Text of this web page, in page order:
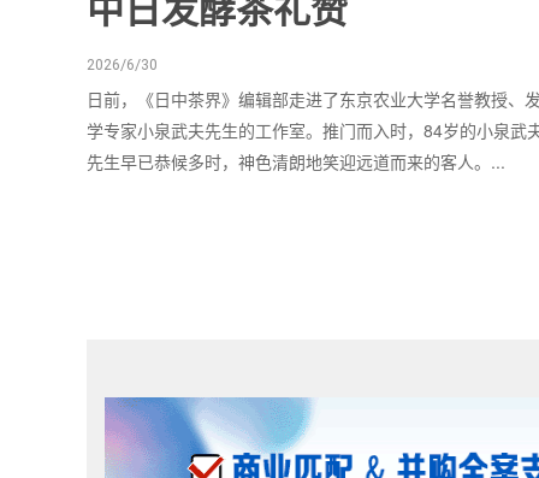
中日发酵茶礼赞
2026/6/30
日前，《日中茶界》编辑部走进了东京农业大学名誉教授、
学专家小泉武夫先生的工作室。推门而入时，84岁的小泉武
先生早已恭候多时，神色清朗地笑迎远道而来的客人。...